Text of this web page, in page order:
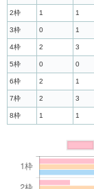
2枠 1 1
3枠 0 1
4枠 2 3
5枠 0 0
6枠 2 1
7枠 2 3
8枠 1 1